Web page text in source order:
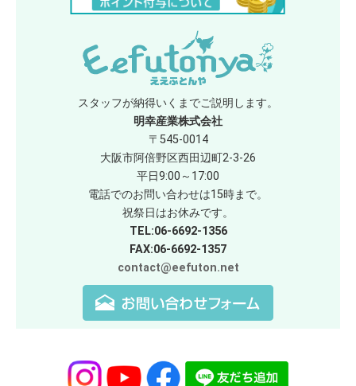
スタッフが納得いくまでご説明します。
明幸産業株式会社
〒545-0014
大阪市阿倍野区西田辺町2-3-26
平日9:00～17:00
電話でのお問い合わせは15時まで。
祝祭日はお休みです。
TEL:06-6692-1356
FAX:06-6692-1357
contact@eefuton.net